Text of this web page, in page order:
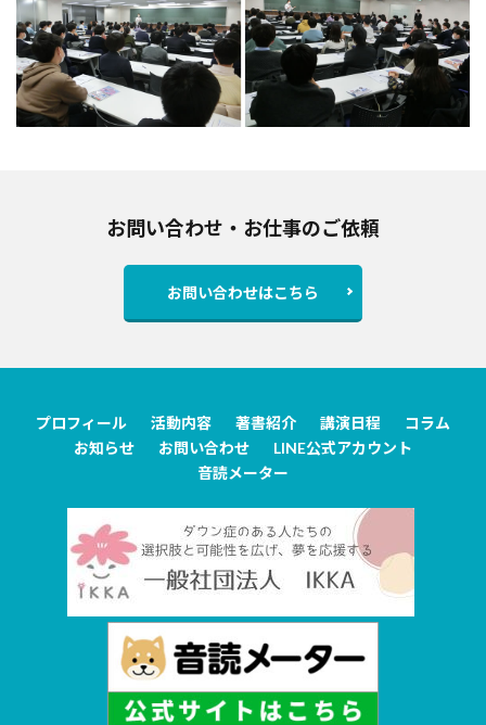
お問い合わせ・お仕事のご依頼
お問い合わせはこちら
プロフィール 活動内容 著書紹介 講演日程
コラム
お知らせ
お問い合わせ
LINE公式アカウント
音読メーター